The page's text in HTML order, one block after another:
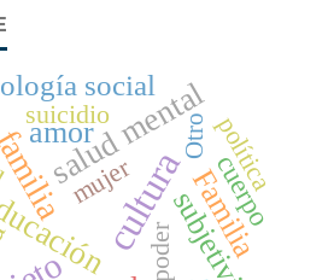
cultura
salud mental
amor
Familia
social
cuerpo
mujer
poder
política
suicidio Otro